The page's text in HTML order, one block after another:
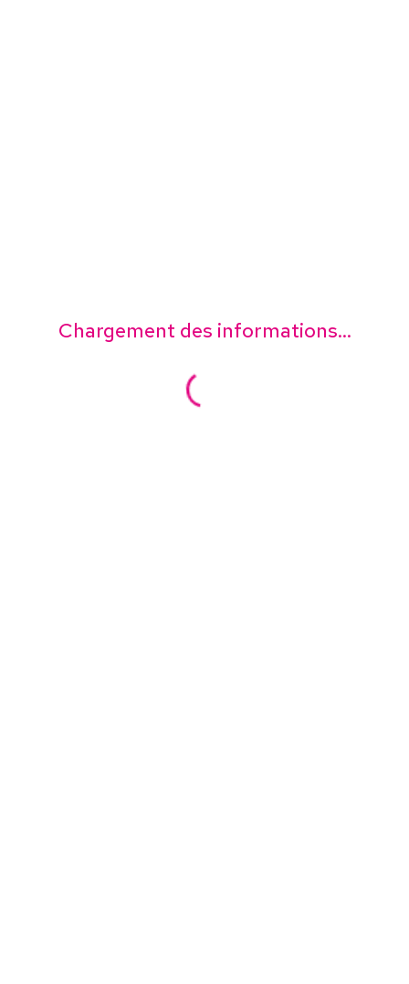
Chargement des informations...